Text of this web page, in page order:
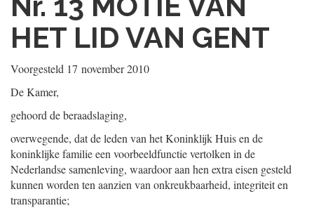
HET LID VAN GENT
Voorgesteld 17 november 2010
De Kamer,
gehoord de beraadslaging,
overwegende, dat de leden van het Koninklijk Huis en de
koninklijke familie een voorbeeldfunctie vertolken in de
Nederlandse samenleving, waardoor aan hen extra eisen gesteld
kunnen worden ten aanzien van onkreukbaarheid, integriteit en
transparantie;